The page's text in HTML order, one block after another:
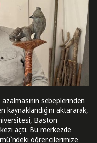
sebeplerinden
kaynaklandığını aktararak,
Baston
açtı. Bu merkezde
öğrencilerimize